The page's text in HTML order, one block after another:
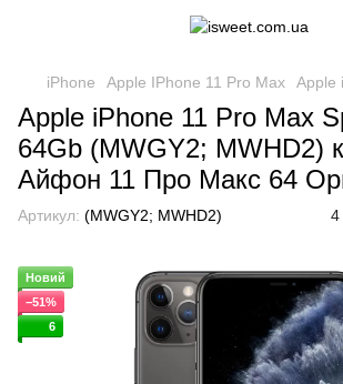
iPhone Apple IPhone 11 Pro Max Apple
Apple iPhone 11 Pro Max
64Gb (MWGY2; MWHD2)
Айфон 11 Про Макс 64
Артикул: (MWGY2; MWHD2) 4
Новий
−51%
6